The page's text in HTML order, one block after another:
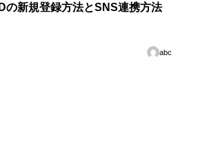
の新規登録方法とSNS連携方法
abc